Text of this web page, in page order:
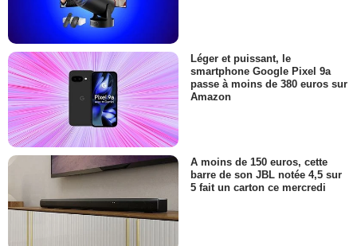
Léger et puissant, le
smartphone Google Pixel 9a
passe à moins de 380 euros sur
Amazon
A moins de 150 euros, cette
barre de son JBL notée 4,5 sur
5 fait un carton ce mercredi